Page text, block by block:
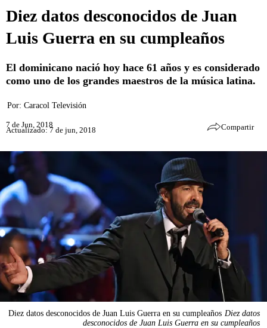
Diez datos desconocidos de Juan
Luis Guerra en su cumpleaños
El dominicano nació hoy hace 61 años y es considerado
como uno de los grandes maestros de la música latina.
Por: Caracol Televisión
7 de Jun, 2018
Actualizado: 7 de jun, 2018 Compartir
Diez datos desconocidos de Juan Luis Guerra en su cumpleaños Diez datos
desconocidos de Juan Luis Guerra en su cumpleaños